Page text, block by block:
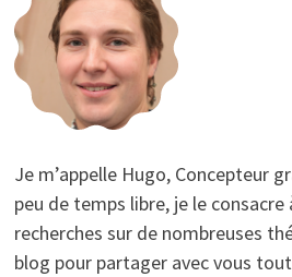
Je m’appelle Hugo, Concepteur
peu de temps libre, je le consacre
recherches sur de nombreuses
blog pour partager avec vous tout